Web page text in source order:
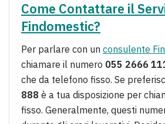
Come Contattare il
Findomestic?
Per parlare con un consulente
chiamare il numero 055 2666
che da telefono fisso. Se
888 è a tua disposizione per
fisso. Generalmente, questi